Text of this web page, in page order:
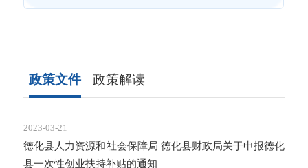
政策文件 政策解读
2023-03-21
德化县人力资源和社会保障局 德化县财政局关于申报德化
县一次性创业扶持补贴的通知